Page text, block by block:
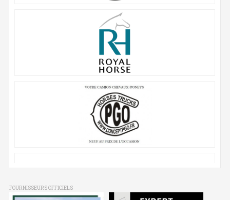
FOURNISSEURS OFFICIELS